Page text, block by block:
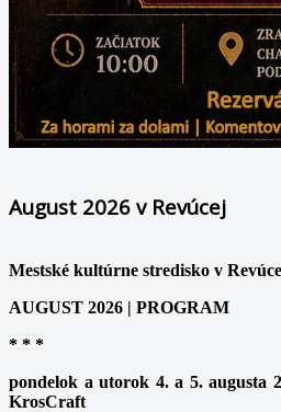
August 2026 v Revúcej
Mestské kultúrne stredisko v
AUGUST 2026 | PROGRAM
* * *
pondelok a utorok 4. a 5. augusta
KrosCraft